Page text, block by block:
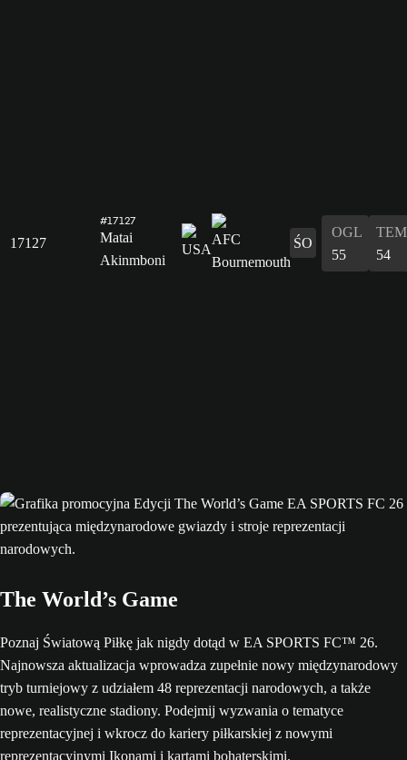
17127
#17127
Matai
Akinmboni
ŚO
OGL
55
TEM
54
The World’s Game
Poznaj Światową Piłkę jak nigdy dotąd w EA SPORTS FC™ 26.
Najnowsza aktualizacja wprowadza zupełnie nowy międzynarodowy
tryb turniejowy z udziałem 48 reprezentacji narodowych, a także
nowe, realistyczne stadiony. Podejmij wyzwania o tematyce
reprezentacyjnej i wkrocz do kariery piłkarskiej z nowymi
reprezentacyjnymi Ikonami i kartami bohaterskimi.